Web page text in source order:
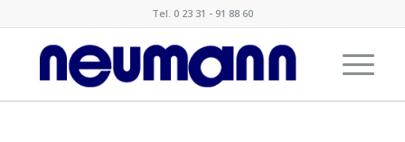
Tel. 0 23 31 - 91 88 60